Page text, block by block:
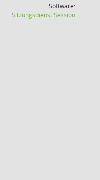
Software:
SitzungsdienstSession(Wird in